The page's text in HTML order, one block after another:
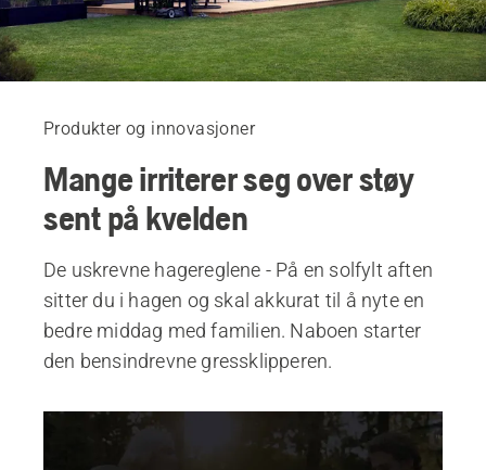
Produkter og innovasjoner
Mange irriterer seg over støy
sent på kvelden
De uskrevne hagereglene - På en solfylt aften
sitter du i hagen og skal akkurat til å nyte en
bedre middag med familien. Naboen starter
den bensindrevne gressklipperen.